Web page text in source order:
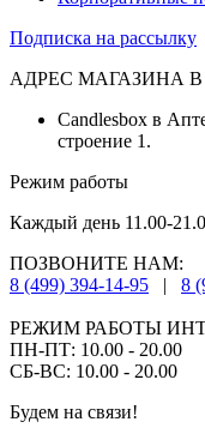
Подписка на рассылку
АДРЕС МАГАЗИНА
Candlesbox в
строение 1.
Режим работы
Каждый день 11.00-
ПОЗВОНИТЕ НАМ:
8 (499) 394-14-95
| 8
РЕЖИМ РАБОТЫ
ПН-ПТ: 10.00 - 20.00
СБ-ВС: 10.00 - 20.00
Будем на связи!